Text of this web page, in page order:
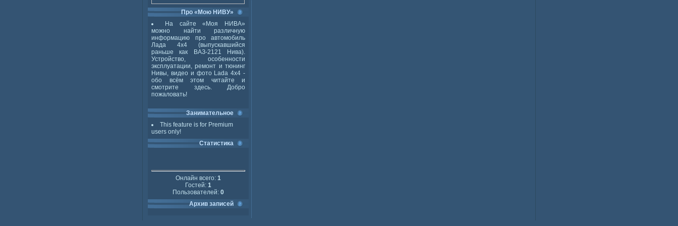
Про «Мою НИВУ»
На сайте «Моя НИВА»
можно найти различную
информацию про автомобиль
Лада 4x4 (выпускавшийся
раньше как ВАЗ-2121 Нива).
Устройство, особенности
эксплуатации, ремонт и тюнинг
Нивы, видео и фото Lada 4x4 -
обо всём этом читайте и
смотрите здесь. Добро
пожаловать!
Занимательное
This feature is for Premium
users only!
Статистика
Онлайн всего: 1
Гостей: 1
Пользователей: 0
Архив записей